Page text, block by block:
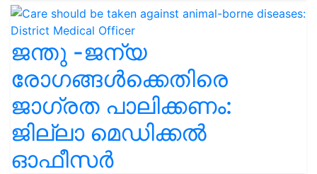
ജന്തു -ജന്യ
രോഗങ്ങൾക്കെതിരെ
ജാഗ്രത പാലിക്കണം:
ജില്ലാ മെഡിക്കൽ
ഓഫീസർ